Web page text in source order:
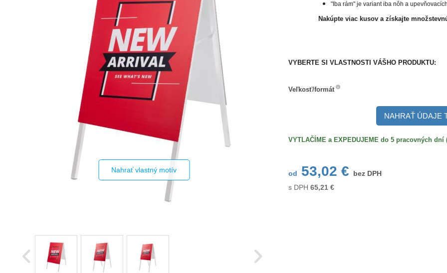
Nahrať vlastný motív
"Iba rám" je variant iba nôh a
Nakúpte viac kusov a získajte
VYBERTE SI VLASTNOSTI VÁŠHO PRODUKTU:
Veľkosť/formát
NAHRAŤ ÚDAJE
VYTLAČÍME a EXPEDUJEME do 5 pracovných
od 53,02 €
bez DPH
s DPH 65,21€